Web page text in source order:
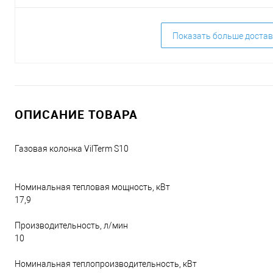
Показать больше
ОПИСАНИЕ ТОВАРА
Газовая колонка VilTerm S10
Номинальная тепловая мощность, кВт
17,9
Производительность, л/мин
10
Номинальная теплопроизводительность, кВт